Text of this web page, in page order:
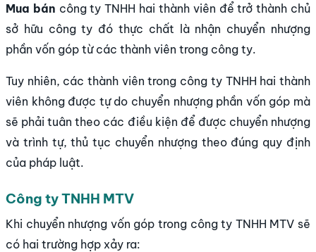
Mua bán công ty TNHH hai thành viên để trở thành chủ
sở hữu công ty đó thực chất là nhận chuyển nhượng
phần vốn góp từ các thành viên trong công ty.
Tuy nhiên, các thành viên trong công ty TNHH hai thành
viên không được tự do chuyển nhượng phần vốn góp mà
sẽ phải tuân theo các điều kiện để được chuyển nhượng
và trình tự, thủ tục chuyển nhượng theo đúng quy định
của pháp luật.
Công ty TNHH MTV
Khi chuyển nhượng vốn góp trong công ty TNHH MTV sẽ
có hai trường hợp xảy ra: